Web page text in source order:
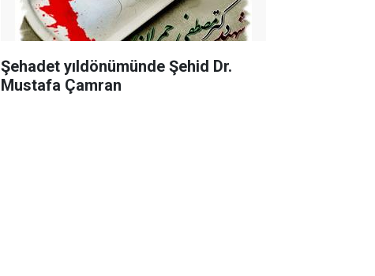
Şehadet yıldönümünde Şehid Dr.
Mustafa Çamran